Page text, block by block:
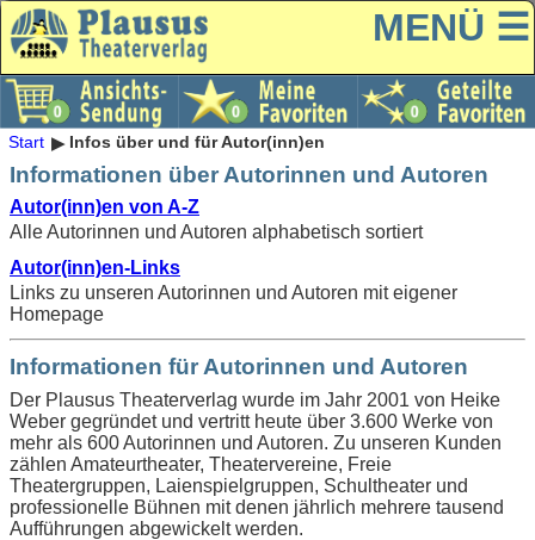
MENÜ ☰
Start Infos über und für Autor(inn)en
Informationen über Autorinnen und Autoren
Autor(inn)en von A-Z
Alle Autorinnen und Autoren alphabetisch sortiert
Autor(inn)en-Links
Links zu unseren Autorinnen und Autoren mit eigener
Homepage
Informationen für Autorinnen und Autoren
Der Plausus Theaterverlag wurde im Jahr 2001 von Heike
Weber gegründet und vertritt heute über 3.600 Werke von
mehr als 600 Autorinnen und Autoren. Zu unseren Kunden
zählen Amateurtheater, Theatervereine, Freie
Theatergruppen, Laienspielgruppen, Schultheater und
professionelle Bühnen mit denen jährlich mehrere tausend
Aufführungen abgewickelt werden.